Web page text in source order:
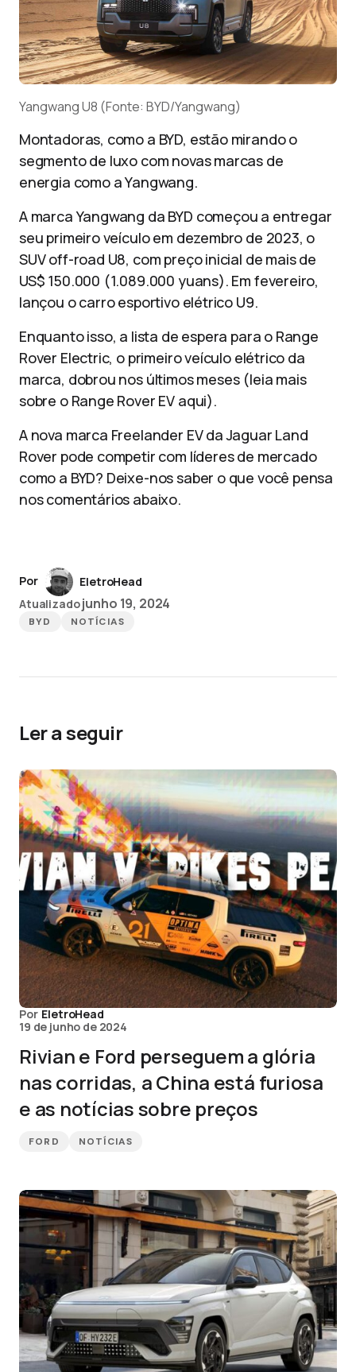
Yangwang U8 (Fonte: BYD/Yangwang)
Montadoras, como a BYD, estão mirando o
segmento de luxo com novas marcas de
energia como a Yangwang.
A marca Yangwang da BYD começou a entregar
seu primeiro veículo em dezembro de 2023, o
SUV off-road U8, com preço inicial de mais de
US$ 150.000 (1.089.000 yuans). Em fevereiro,
lançou o carro esportivo elétrico U9.
Enquanto isso, a lista de espera para o Range
Rover Electric, o primeiro veículo elétrico da
marca, dobrou nos últimos meses (leia mais
sobre o Range Rover EV aqui).
A nova marca Freelander EV da Jaguar Land
Rover pode competir com líderes de mercado
como a BYD? Deixe-nos saber o que você pensa
nos comentários abaixo.
Por
EletroHead
Atualizadojunho 19, 2024
BYD NOTÍCIAS
Ler a seguir
Por EletroHead
19 de junho de 2024
Rivian e Ford perseguem a glória
nas corridas, a China está furiosa
e as notícias sobre preços
FORD NOTÍCIAS